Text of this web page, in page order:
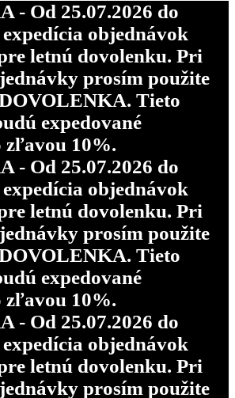
- Od 25.07.2026 do
expedícia objednávok
letnú dovolenku. Pri
prosím použite
Tieto
expedované
zľavou 10%.
- Od 25.07.2026 do
expedícia objednávok
letnú dovolenku. Pri
prosím použite
Tieto
expedované
zľavou 10%.
- Od 25.07.2026 do
expedícia objednávok
letnú dovolenku. Pri
prosím použite